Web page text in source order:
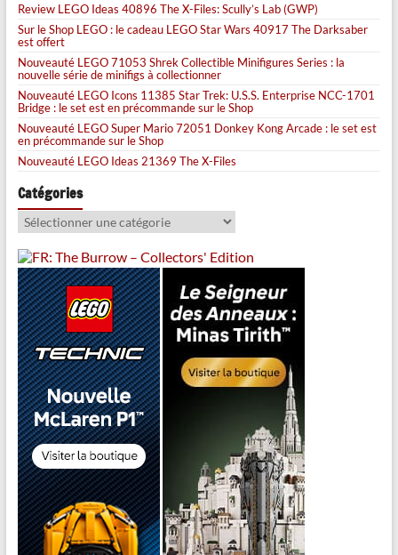
Review LEGO Ideas 40896 The X-Files: Scully’s Lab (GWP)
Sur le Shop LEGO : le cadeau LEGO Star Wars 40917 The Darksaber
est offert
Nouveauté LEGO 71053 Shrek Collectible Minifigures Series : la
nouvelle série de minifigs à collectionner
Nouveauté LEGO Icons 11385 Star Trek: U.S.S. Enterprise NCC-1701
Bridge : le set est en précommande sur le Shop
Nouveauté LEGO Super Mario 72051 Donkey Kong Arcade : le set est
en précommande sur le Shop
Nouveauté LEGO Ideas 21369 The X-Files
Catégories
Catégories